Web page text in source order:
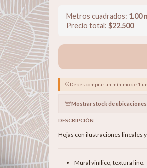
Metros cuadrados: 1.00
Precio total: $22.500
Debes comprar un mínimo de 1
Mostrar stock de ubicaciones
DESCRIPCIÓN
Hojas con ilustraciones lineales
Mural vinílico, textura lino.